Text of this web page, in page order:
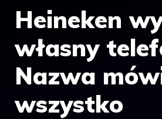
Heineken
własny
Nazwa
wszystko